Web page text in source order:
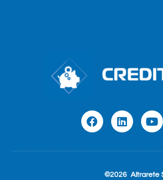
©2026 Altrarete